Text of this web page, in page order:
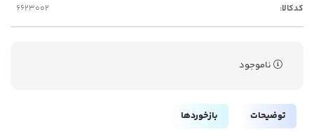
کدکالا:
ناموجود
توضیحات بازخوردها